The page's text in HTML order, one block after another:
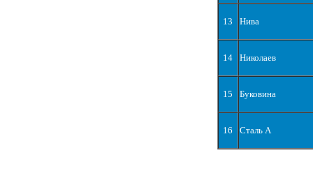
13 Нива
14 Николаев
15 Буковина
16 Сталь А